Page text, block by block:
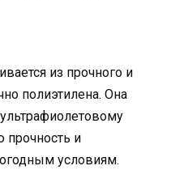
из прочного и
полиэтилена. Она
прочность и
условиям.